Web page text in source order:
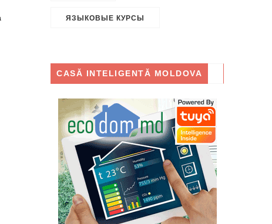
ЯЗЫКОВЫЕ КУРСЫ
CASĂ INTELIGENTĂ MOLDOVA